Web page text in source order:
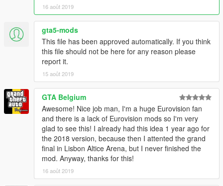
If you make a youtube video plz dont forget
to give me credit :)
Je suis francais. Donc vous pouvez aussi me parler en francais
dans les commentaires.
16 août 2019
gta5-mods
This file has been approved automatically. If you think
this file should not be here for any reason please
report it.
15 août 2019
GTA Belgium
Awesome! Nice job man, I'm a huge Eurovision fan
and there is a lack of Eurovision mods so I'm very
glad to see this! I already had this idea 1 year ago for
the 2018 version, because then I attented the grand
final in Lisbon Altice Arena, but I never finished the
mod. Anyway, thanks for this!
16 août 2019